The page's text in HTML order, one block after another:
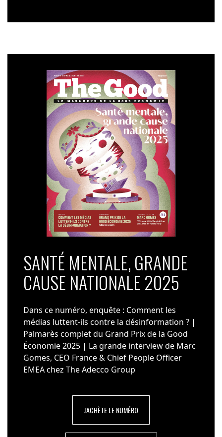
SANTÉ MENTALE, GRANDE
CAUSE NATIONALE 2025
Dans ce numéro, enquête : Comment les
médias luttent-ils contre la désinformation ? |
Palmarès complet du Grand Prix de la Good
Économie 2025 | La grande interview de Marc
Gomes, CEO France & Chief People Officer
EMEA chez The Adecco Group
J'ACHÈTE LE NUMÉRO